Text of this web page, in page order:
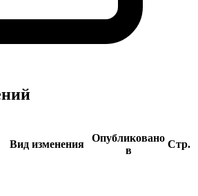
Вид изменения
Опубликовано
в
Стр.